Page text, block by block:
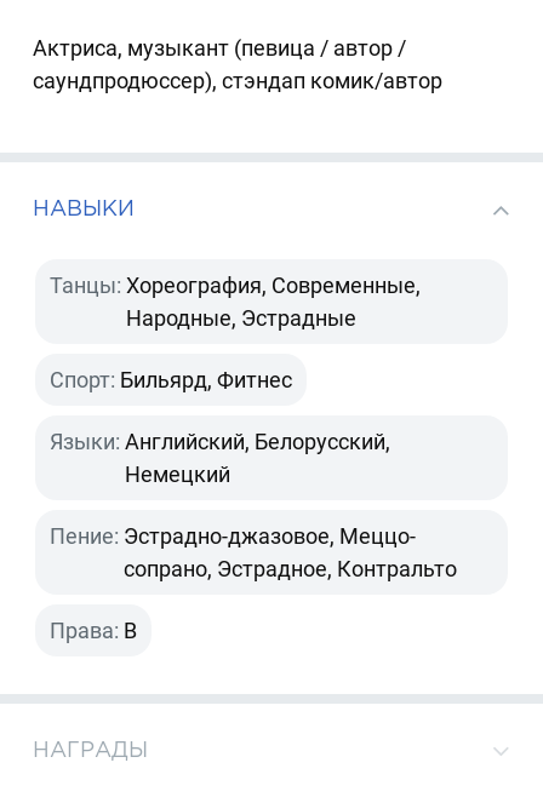
Актриса, музыкант (певица / автор /
саундпродюссер), стэндап комик/автор
НАВЫКИ
Танцы: Хореография, Современные,
Народные, Эстрадные
Спорт: Бильярд, Фитнес
Языки: Английский, Белорусский,
Немецкий
Пение: Эстрадно-джазовое, Меццо-
сопрано, Эстрадное, Контральто
Права: B
НАГРАДЫ